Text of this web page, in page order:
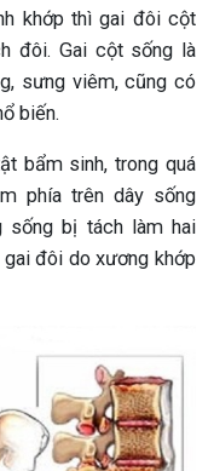
khớp thì gai đôi cột
đôi. Gai cột sống là
sưng viêm, cũng có
biến.
bẩm sinh, trong quá
phía trên dây sống
sống bị tách làm hai
gai đôi do xương khớp